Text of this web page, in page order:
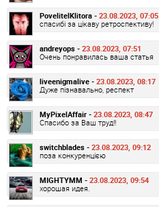
PovelitelKlitora - 23.08.2023, 07:05
спасибі за цікаву ретроспективу!
andreyops - 23.08.2023, 07:51
Очень понравилась ваша статья
liveenigmalive - 23.08.2023, 08:17
Дуже пізнавально, респект
MyPixelAffair - 23.08.2023, 08:47
Спасибо за Ваш труд!!
switchblades - 23.08.2023, 09:12
поза конкуренцією
MIGHTYMM - 23.08.2023, 09:54
хорошая идея.